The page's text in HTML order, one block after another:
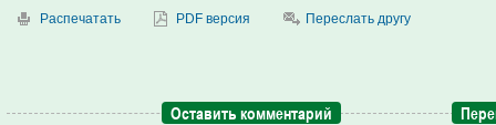
Распечатать PDF версия Переслать другу
Оставить комментарий